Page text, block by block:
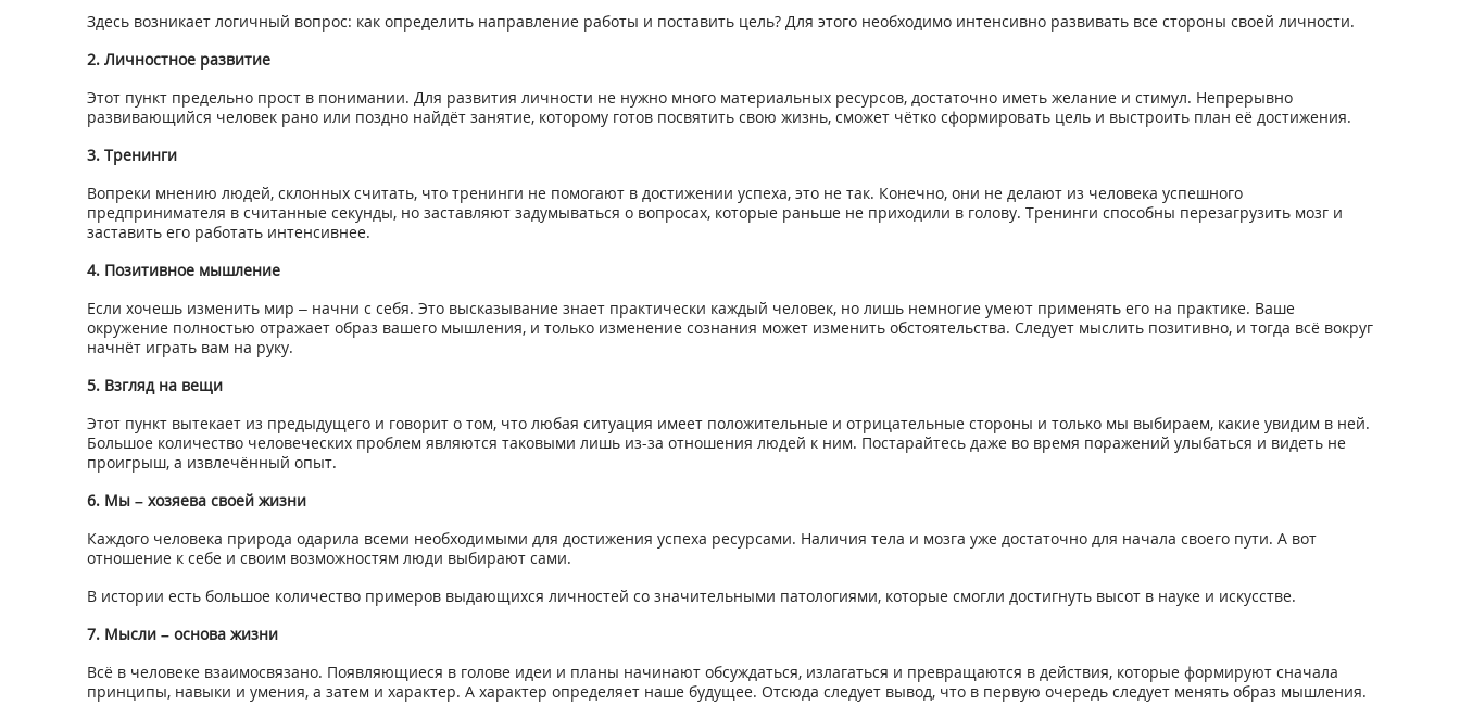
Здесь возникает логичный вопрос: как определить направление работы и поставить цель? Для этого необходимо интенсивно развивать все стороны своей личности.
2. Личностное развитие
Этот пункт предельно прост в понимании. Для развития личности не нужно много материальных ресурсов, достаточно иметь желание и стимул. Непрерывно
развивающийся человек рано или поздно найдёт занятие, которому готов посвятить свою жизнь, сможет чётко сформировать цель и выстроить план её достижения.
3. Тренинги
Вопреки мнению людей, склонных считать, что тренинги не помогают в достижении успеха, это не так. Конечно, они не делают из человека успешного
предпринимателя в считанные секунды, но заставляют задумываться о вопросах, которые раньше не приходили в голову. Тренинги способны перезагрузить мозг и
заставить его работать интенсивнее.
4. Позитивное мышление
Если хочешь изменить мир – начни с себя. Это высказывание знает практически каждый человек, но лишь немногие умеют применять его на практике. Ваше
окружение полностью отражает образ вашего мышления, и только изменение сознания может изменить обстоятельства. Следует мыслить позитивно, и тогда всё вокруг
начнёт играть вам на руку.
5. Взгляд на вещи
Этот пункт вытекает из предыдущего и говорит о том, что любая ситуация имеет положительные и отрицательные стороны и только мы выбираем, какие увидим в ней.
Большое количество человеческих проблем являются таковыми лишь из-за отношения людей к ним. Постарайтесь даже во время поражений улыбаться и видеть не
проигрыш, а извлечённый опыт.
6. Мы – хозяева своей жизни
Каждого человека природа одарила всеми необходимыми для достижения успеха ресурсами. Наличия тела и мозга уже достаточно для начала своего пути. А вот
отношение к себе и своим возможностям люди выбирают сами.
В истории есть большое количество примеров выдающихся личностей со значительными патологиями, которые смогли достигнуть высот в науке и искусстве.
7. Мысли – основа жизни
Всё в человеке взаимосвязано. Появляющиеся в голове идеи и планы начинают обсуждаться, излагаться и превращаются в действия, которые формируют сначала
принципы, навыки и умения, а затем и характер. А характер определяет наше будущее. Отсюда следует вывод, что в первую очередь следует менять образ мышления.